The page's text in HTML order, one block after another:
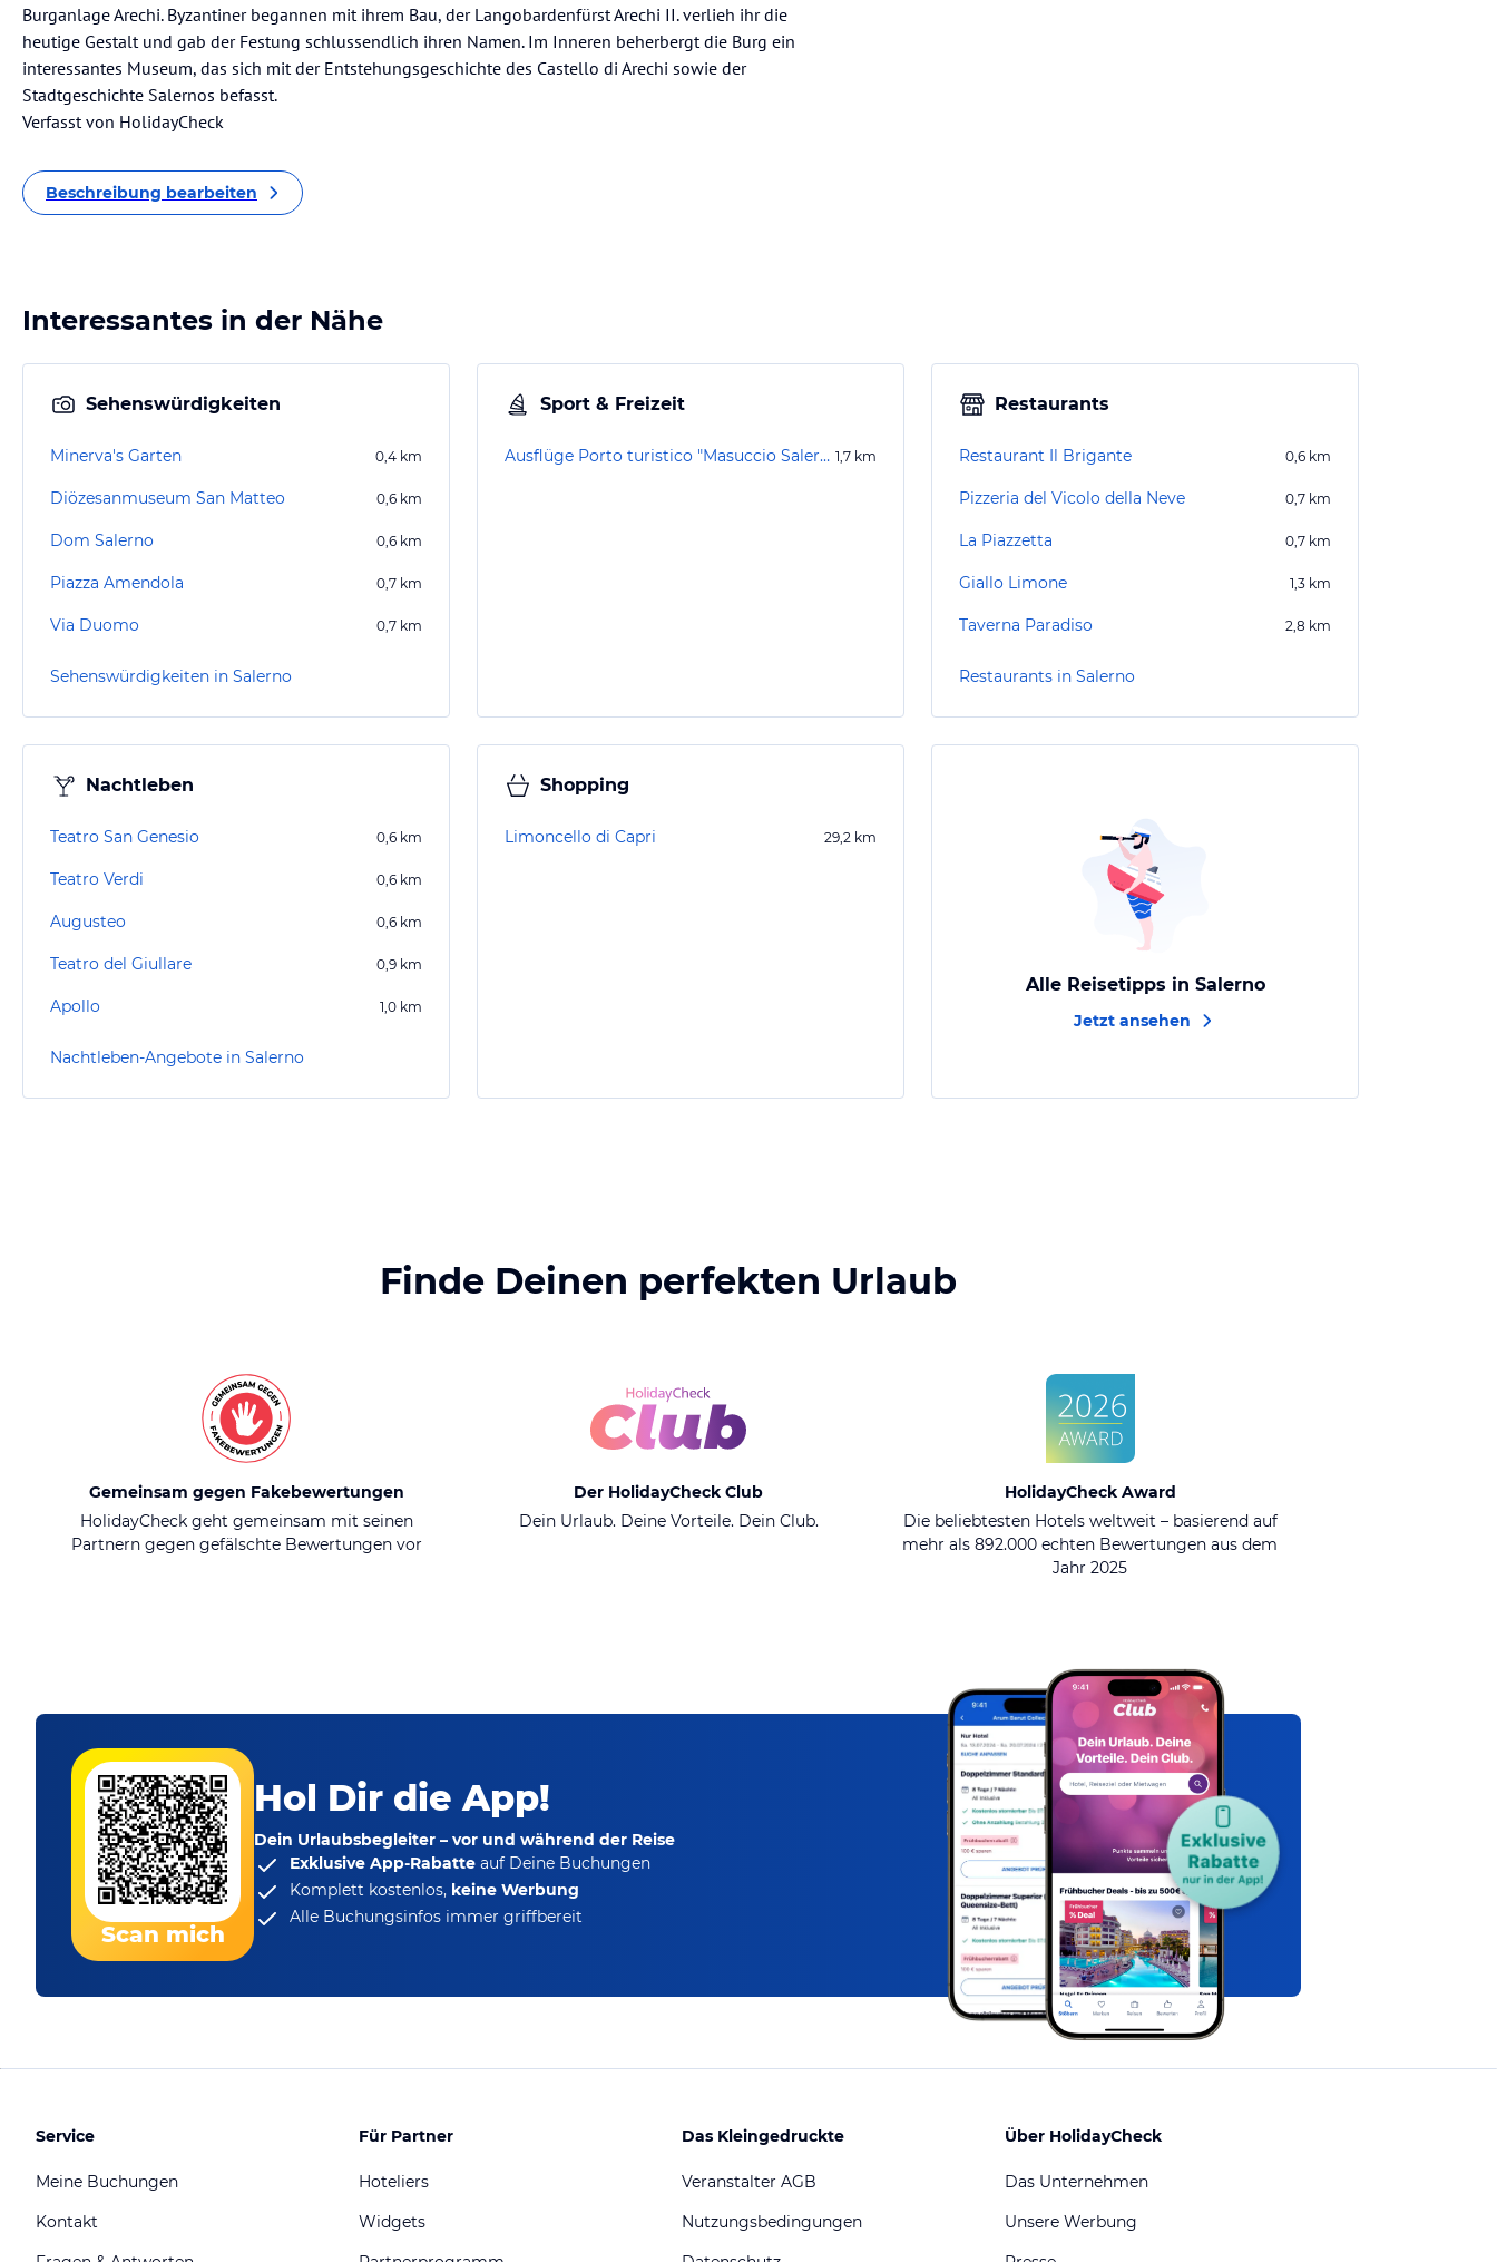
Burganlage Arechi. Byzantiner begannen mit ihrem Bau, der Langobardenfürst Arechi II. verlieh ihr die
heutige Gestalt und gab der Festung schlussendlich ihren Namen. Im Inneren beherbergt die Burg ein
interessantes Museum, das sich mit der Entstehungsgeschichte des Castello di Arechi sowie der
Stadtgeschichte Salernos befasst.
Verfasst von HolidayCheck
Beschreibung bearbeiten
Interessantes in der Nähe
Sehenswürdigkeiten
Minerva's Garten 0,4 km
Diözesanmuseum San Matteo 0,6 km
Dom Salerno 0,6 km
Piazza Amendola 0,7 km
Via Duomo 0,7 km
Sehenswürdigkeiten in Salerno
Sport & Freizeit
Ausflüge Porto turistico "Masuccio Salernitano" 1,7 km
Restaurants
Restaurant Il Brigante 0,6 km
Pizzeria del Vicolo della Neve 0,7 km
La Piazzetta 0,7 km
Giallo Limone 1,3 km
Taverna Paradiso 2,8 km
Restaurants in Salerno
Nachtleben
Teatro San Genesio 0,6 km
Teatro Verdi 0,6 km
Augusteo 0,6 km
Teatro del Giullare 0,9 km
Apollo 1,0 km
Nachtleben-Angebote in Salerno
Shopping
Limoncello di Capri 29,2 km
Alle Reisetipps in Salerno
Jetzt ansehen
Finde Deinen perfekten Urlaub
Gemeinsam gegen Fakebewertungen
HolidayCheck geht gemeinsam mit seinen
Partnern gegen gefälschte Bewertungen vor
Der HolidayCheck Club
Dein Urlaub. Deine Vorteile. Dein Club.
HolidayCheck Award
Die beliebtesten Hotels weltweit – basierend auf
mehr als 892.000 echten Bewertungen aus dem
Jahr 2025
Scan mich
Hol Dir die App!
Dein Urlaubsbegleiter – vor und während der Reise
Exklusive App-Rabatte auf Deine Buchungen
Komplett kostenlos, keine Werbung
Alle Buchungsinfos immer griffbereit
Service
Meine Buchungen
Kontakt
Für Partner
Hoteliers
Widgets
Das Kleingedruckte
Veranstalter AGB
Nutzungsbedingungen
Über HolidayCheck
Das Unternehmen
Unsere Werbung